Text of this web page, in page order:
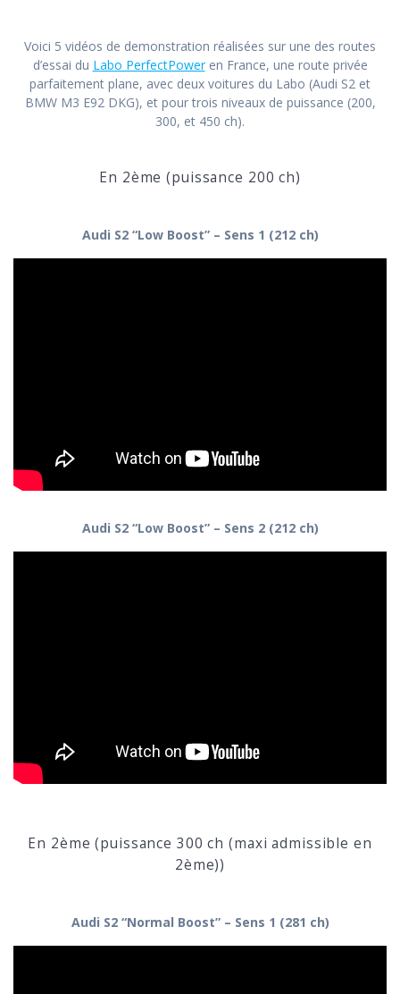
Voici 5 vidéos de demonstration réalisées sur une des routes
d’essai du Labo PerfectPoweren France, une route privée
parfaitement plane, avec deux voitures du Labo (Audi S2 et
BMW M3 E92 DKG), et pour trois niveaux de puissance (200,
300, et 450 ch).
En 2ème (puissance 200 ch)
Audi S2 “Low Boost” – Sens 1 (212 ch)
Audi S2 “Low Boost” – Sens 2 (212 ch)
En 2ème (puissance 300 ch (maxi admissible en
2ème))
Audi S2 “Normal Boost” – Sens 1 (281 ch)